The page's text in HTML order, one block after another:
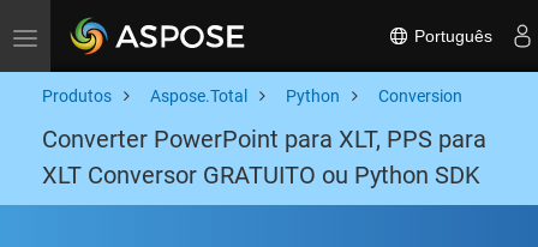
Toggle navigation Português
Produtos Aspose.Total Python Conversion
Converter PowerPoint para XLT, PPS para
XLT Conversor GRATUITO ou Python SDK